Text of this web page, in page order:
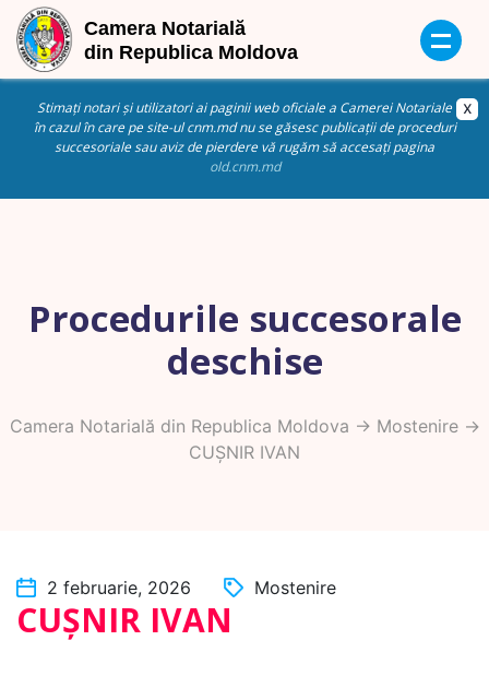
Stimați notari și utilizatori ai paginii web oficiale a Camerei Notariale
în cazul în care pe site-ul cnm.md nu se găsesc publicații de proceduri
succesoriale sau aviz de pierdere vă rugăm să accesați pagina
old.cnm.md
Procedurile succesorale
deschise
Camera Notarială din Republica Moldova -> Mostenire->
CUȘNIR IVAN
2 februarie, 2026 Mostenire
CUȘNIR IVAN